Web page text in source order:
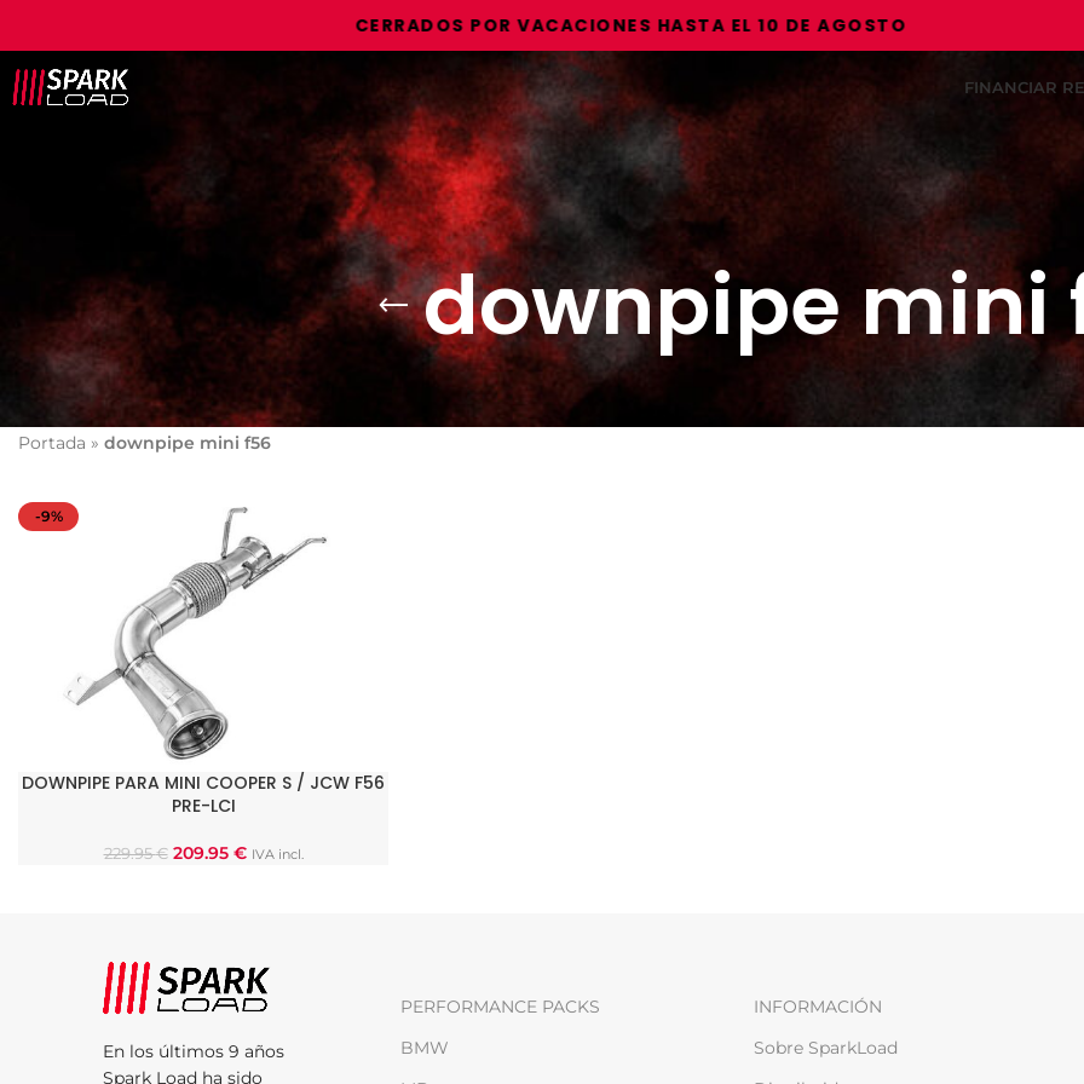
CERRADOS POR VACACIONES HASTA EL 10 DE AGOSTO
FINANCIAR
downpipe mini
Portada » downpipe mini f56
-9%
AÑADIR AL CARRITO
DOWNPIPE PARA MINI COOPER S / JCW F56
PRE-LCI
229.95€ 209.95 € IVA incl.
En los últimos 9 años
Spark Load ha sido
PERFORMANCE PACKS
BMW
INFORMACIÓN
Sobre SparkLoad